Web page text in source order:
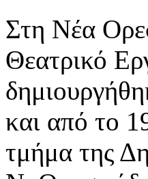
Στη Νέα
Θεατρικό
και από το
τμήμα της